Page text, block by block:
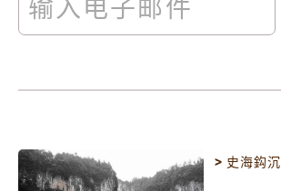
> 史海鈎沉